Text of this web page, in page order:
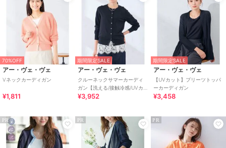
70%OFF
アー・ヴェ・ヴェ
Vネックカーディガン
¥1,811
期間限定SALE
アー・ヴェ・ヴェ
クルーネックサマーカーディ
ガン【洗える/接触冷感/UVカ
ット】
¥3,952
期間限定SALE
アー・ヴェ・ヴェ
【UVカット】プリーツトッパ
ーカーディガン
¥3,458
PR PR PR